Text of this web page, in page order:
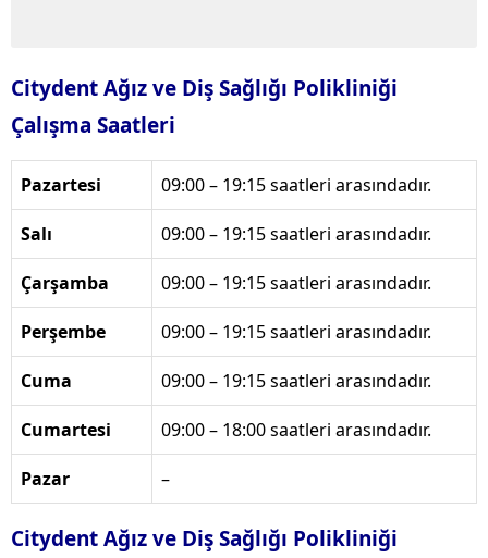
Citydent Ağız ve Diş Sağlığı Polikliniği
Çalışma Saatleri
Pazartesi 09:00 – 19:15 saatleri arasındadır.
Salı 09:00 – 19:15 saatleri arasındadır.
Çarşamba 09:00 – 19:15 saatleri arasındadır.
Perşembe 09:00 – 19:15 saatleri arasındadır.
Cuma 09:00 – 19:15 saatleri arasındadır.
Cumartesi 09:00 – 18:00 saatleri arasındadır.
Pazar –
Citydent Ağız ve Diş Sağlığı Polikliniği